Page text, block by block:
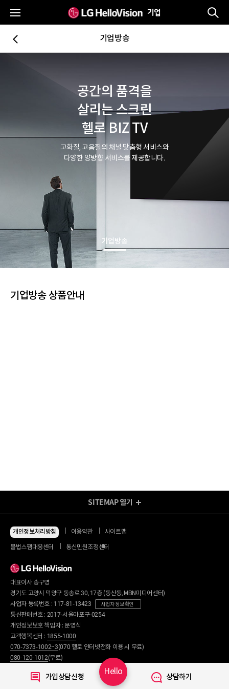
기업방송
공간의 품격을
살리는 스크린
헬로 BIZ TV
고화질, 고음질의 채널 맞춤형 서비스와
다양한 양방향 서비스를 제공합니다.
기업방송
기업방송 상품안내
Hello
가입상담신청 상담하기
지금 최저가
인터넷+TV
인터넷 요금제
TV 요금제
인터넷
요금제
부가서비스
WiFi
인터넷 전화
국제전화
부가서비스
인터넷+모바일
왜 헬로비전일까요?
직영몰 단독 혜택
SITEMAP열기
개인정보처리방침 이용약관 사이트맵
불법스팸대응센터 통신민원조정센터
대표이사 송구영
경기도 고양시 덕양구 동송로 30, 17층 (동산동, MBN미디어센터)
사업자 등록번호 : 117-81-13423
사업자 정보 확인
통신판매번호 : 2017-서울마포구-0254
개인정보보호 책임자 : 문영식
고객행복센터 : 1855-1000
070-7373-1002~3(070 헬로 인터넷전화 이용 시 무료)
080-120-1012(무료)